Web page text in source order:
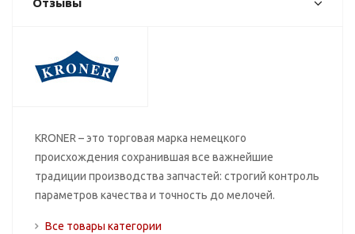
Отзывы
KRONER – это торговая марка немецкого
происхождения сохранившая все важнейшие
традиции производства запчастей: строгий контроль
параметров качества и точность до мелочей.
Все товары категории